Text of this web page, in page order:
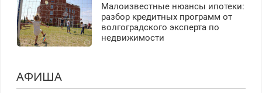
Малоизвестные нюансы ипотеки:
разбор кредитных программ от
волгоградского эксперта по
недвижимости
АФИША